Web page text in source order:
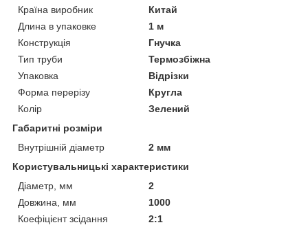
Країна виробник
Китай
Длина в упаковке
1 м
Конструкція
Гнучка
Тип труби
Термозбіжна
Упаковка
Відрізки
Форма перерізу
Кругла
Колір
Зелений
Габаритні розміри
Внутрішній діаметр
2 мм
Користувальницькі характеристики
Діаметр, мм
2
Довжина, мм
1000
Коефіцієнт зсідання
2:1